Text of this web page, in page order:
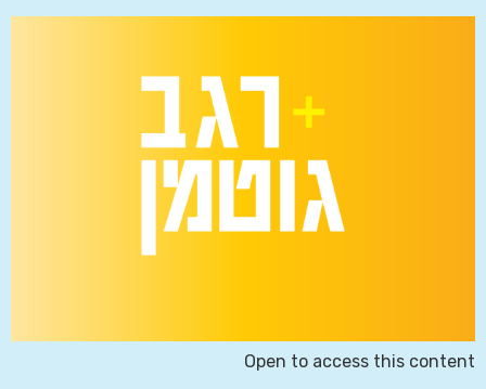
Open to access this content